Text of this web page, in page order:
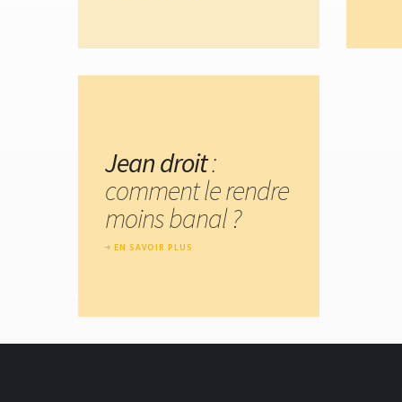
Jean droit:
comment le rendre
moins banal ?
EN SAVOIR PLUS